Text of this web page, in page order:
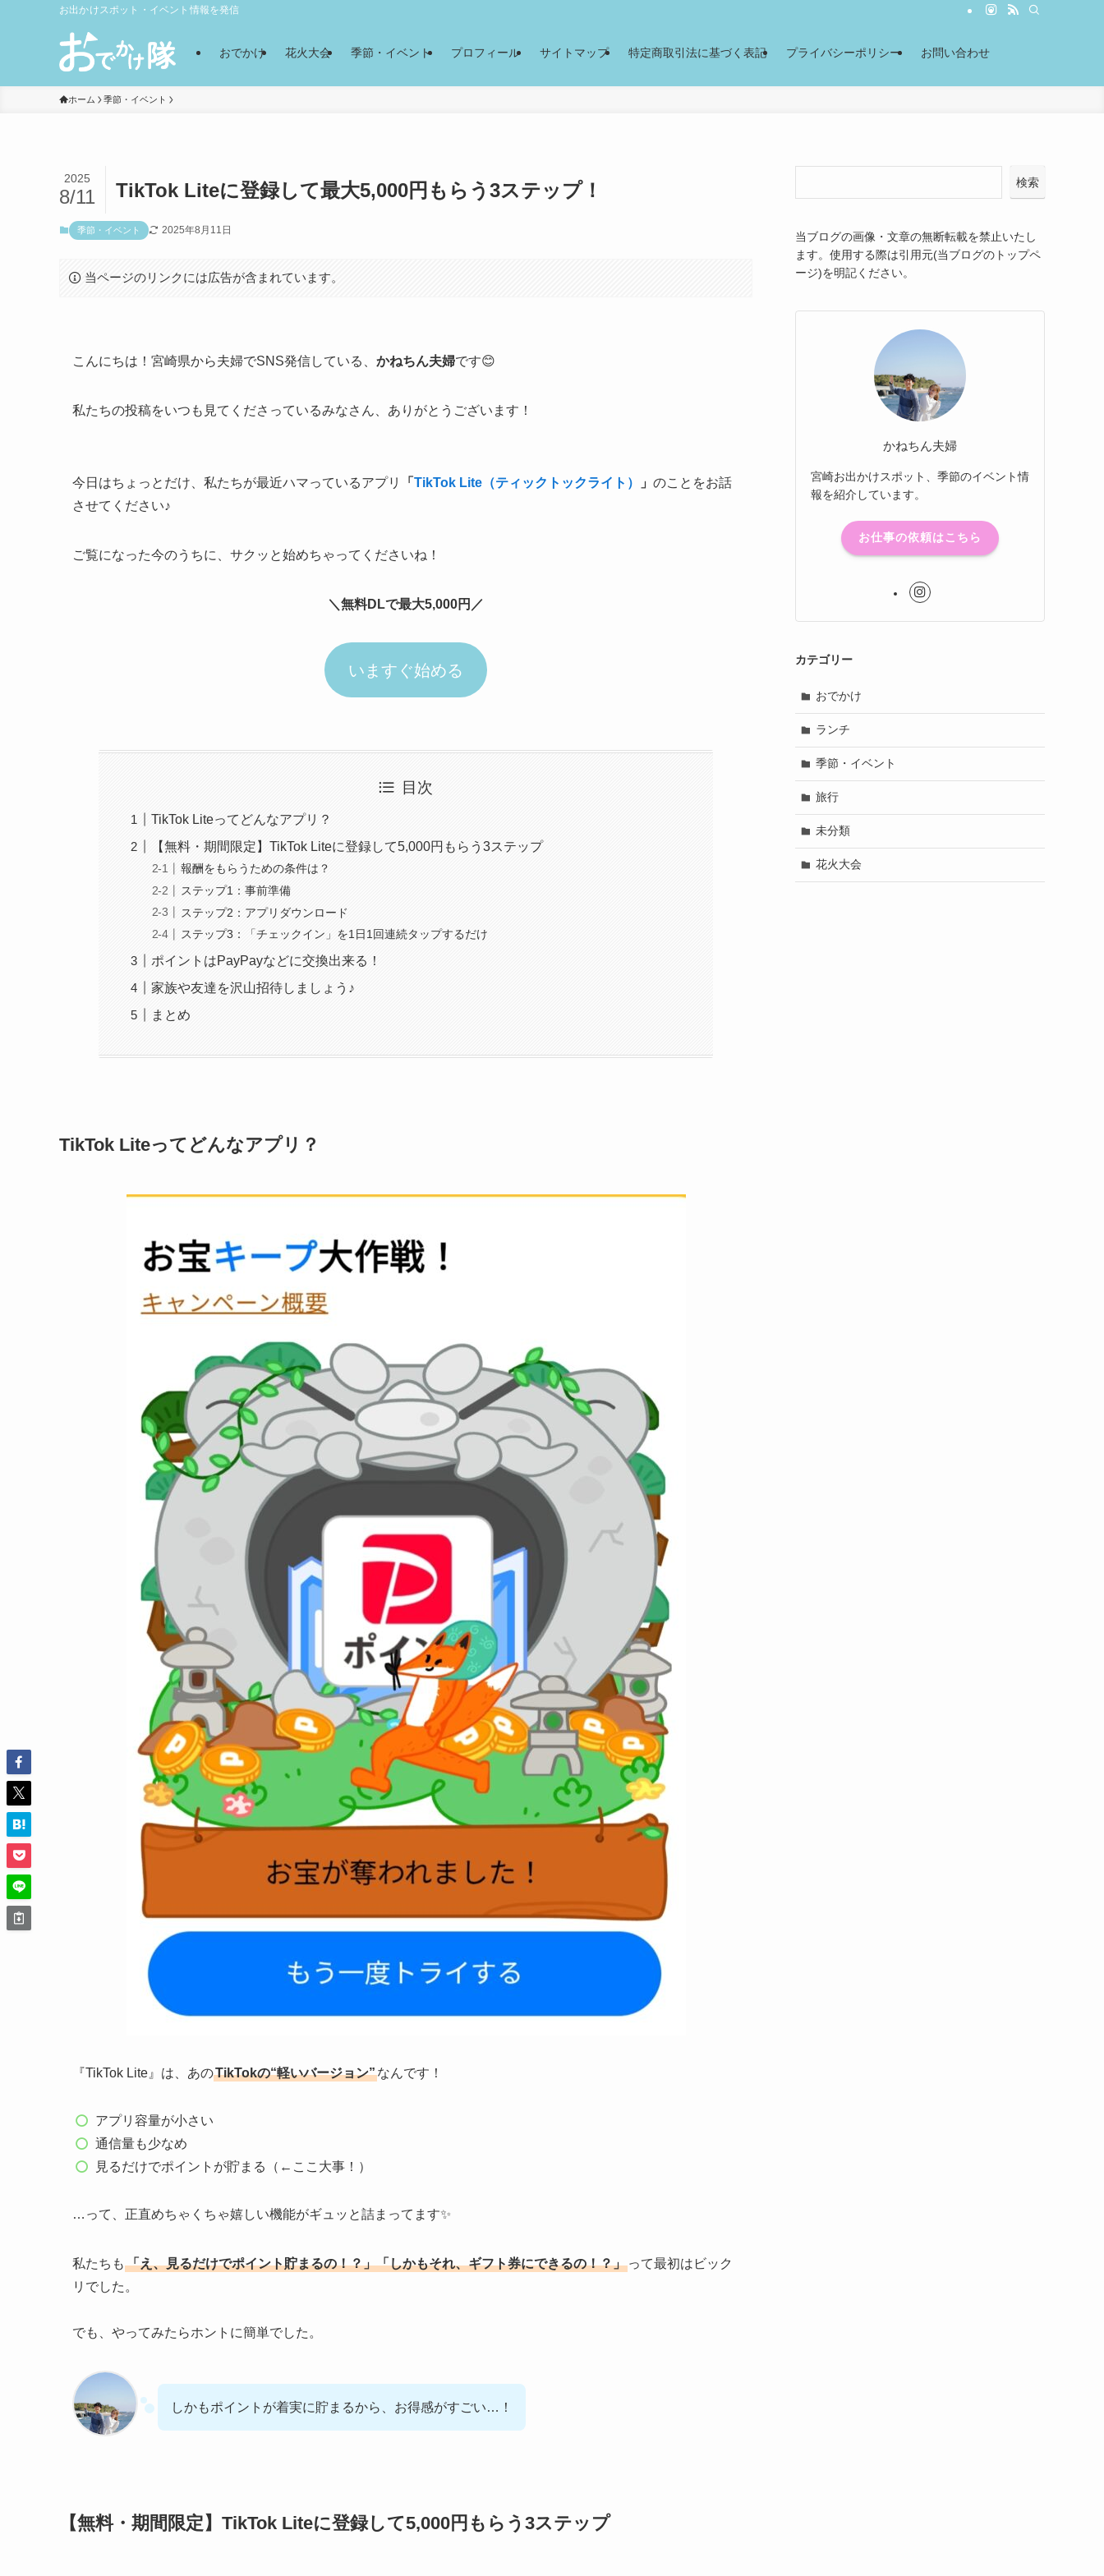
お出かけスポット・イベント情報を発信
おでかけ 花火大会 季節・イベント プロフィール サイトマップ 特定商取引法に基づく表記 プライバシーポリシー お問い合わせ
ホーム 季節・イベント
TikTok Liteに登録して最大5,000円もらう3ステップ！
2025
8/11
季節・イベント 2025年8月11日
当ページのリンクには広告が含まれています。
こんにちは！宮崎県から夫婦でSNS発信している、 かねちん夫婦です😊
私たちの投稿をいつも見てくださっているみなさん、ありがとうございます！
今日はちょっとだけ、私たちが最近ハマっているアプリ 「 TikTok Lite（ティックトックライト） 」 のことをお話
させてください♪
ご覧になった今のうちに、サクッと始めちゃってくださいね！
＼無料DLで最大5,000円／
いますぐ始める
目次
TikTok Liteってどんなアプリ？
【無料・期間限定】TikTok Liteに登録して5,000円もらう3ステップ
報酬をもらうための条件は？
ステップ1：事前準備
ステップ2：アプリダウンロード
ステップ3：「チェックイン」を1日1回連続タップするだけ
ポイントはPayPayなどに交換出来る！
家族や友達を沢山招待しましょう♪
まとめ
TikTok Liteってどんなアプリ？
『TikTok Lite』は、あのTikTokの“軽いバージョン”なんです！
アプリ容量が小さい
通信量も少なめ
見るだけでポイントが貯まる（←ここ大事！）
…って、正直めちゃくちゃ嬉しい機能がギュッと詰まってます✨
私たちも 「え、見るだけでポイント貯まるの！？」「しかもそれ、ギフト券にできるの！？」 って最初はビック
リでした。
でも、やってみたらホントに簡単でした。
しかもポイントが着実に貯まるから、お得感がすごい…！
【無料・期間限定】TikTok Liteに登録して5,000円もらう3ステップ
検索
当ブログの画像・文章の無断転載を禁止いたし
ます。使用する際は引用元(当ブログのトップペ
ージ)を明記ください。
かねちん夫婦
宮崎お出かけスポット、季節のイベント情
報を紹介しています。
お仕事の依頼はこちら
カテゴリー
おでかけ
ランチ
季節・イベント
旅行
未分類
花火大会